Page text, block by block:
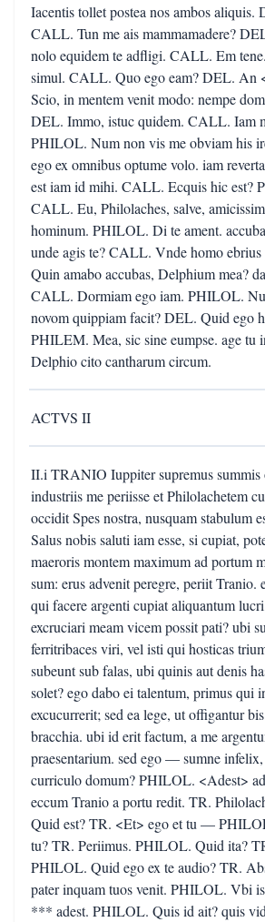
Iacentis tollet postea nos ambos aliquis.
CALL. Tun me ais mammamadere?
nolo equidem te adfligi. CALL. Em
simul. CALL. Quo ego eam? DEL. An
Scio, in mentem venit modo: nempe
DEL. Immo, istuc quidem. CALL. Iam
PHILOL. Num non vis me obviam his
ego ex omnibus optume volo. iam
est iam id mihi. CALL. Ecquis hic est?
CALL. Eu, Philolaches, salve,
hominum. PHILOL. Di te ament.
unde agis te? CALL. Vnde homo
Quin amabo accubas, Delphium mea?
CALL. Dormiam ego iam. PHILOL.
novom quippiam facit? DEL. Quid ego
PHILEM. Mea, sic sine eumpse. age tu
Delphio cito cantharum circum.
ACTVS II
II.i TRANIO Iuppiter supremus summis
industriis me periisse et Philolachetem
occidit Spes nostra, nusquam stabulum
Salus nobis saluti iam esse, si cupiat,
maeroris montem maximum ad portum
sum: erus advenit peregre, periit Tranio.
qui facere argenti cupiat aliquantum
excruciari meam vicem possit pati? ubi
ferritribaces viri, vel isti qui hosticas
subeunt sub falas, ubi quinis aut denis
solet? ego dabo ei talentum, primus qui
excucurrerit; sed ea lege, ut offigantur
bracchia. ubi id erit factum, a me
praesentarium. sed ego — sumne
curriculo domum? PHILOL. <Adest>
eccum Tranio a portu redit. TR.
Quid est? TR. <Et> ego et tu —
tu? TR. Periimus. PHILOL. Quid ita?
PHILOL. Quid ego ex te audio? TR.
pater inquam tuos venit. PHILOL. Vbi
*** adest. PHILOL. Quis id ait? quis